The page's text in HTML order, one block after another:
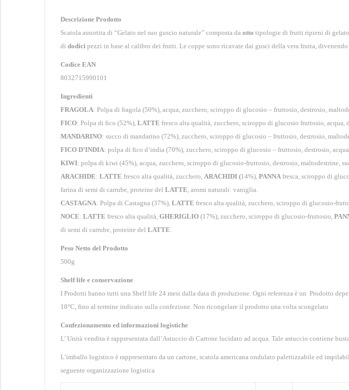
Descrizione Prodotto
Scatola assortita di “Gelato nel suo guscio naturale” composta da otto tipologie di frutti ripieni di
di dodici pezzi in base al calibro dei frutti. Le coppe sono ricavate dai gusci della vera frutta,
Codice EAN
8032715990101
Ingredienti
FRAGOLA: Polpa di fragola (50%), acqua, zucchero, sciroppo di glucosio – fruttosio, destrosio,
FICO: Polpa di fico (52%), LATTE fresco alta qualità, zucchero, sciroppo di glucosio fruttosio,
MANDARINO: succo di mandarino (72%), zucchero, sciroppo di glucosio – fruttosio, destrosio,
FICO D’INDIA: polpa di fico d’india (70%), zucchero, sciroppo di glucosio – fruttosio, destrosio,
KIWI: polpa di kiwi (45%), acqua, zucchero, sciroppo di glucosio-fruttosio, destrosio, maltodestrine,
ARACHIDE: LATTE fresco alta qualità, zucchero, ARACHIDI (14%), PANNA fresca, sciroppo di
farina di semi di carrube, proteine del LATTE, aromi naturali: vaniglia.
CASTAGNA: Polpa di Castagna (37%), LATTE fresco alta qualità, zucchero, sciroppo di glucosio-
NOCE: LATTE fresco alta qualità, GHERIGLIO (17%), zucchero, sciroppo di glucosio-fruttosio,
di semi di carrube, proteine del LATTE.
Peso Netto del Prodotto
500g
Shelf life e conservazione
I Prodotti hanno tutti una Shelf life 24 mesi dalla data di produzione. Ogni referenza è un Prodotto
18°C, fino al termine indicato sulla confezione. Non ricongelare il prodotto una volta scongelato
Confezionamento ed informazioni logistiche
L’ Unità vendita è rappresentata dall’Astuccio di Cartone lucidato ad acqua. Tale astuccio contiene
L’imballo logistico è rappresentato da un cartone, scatola americana ondulato palettizzabile ed
seguente organizzazione logistica